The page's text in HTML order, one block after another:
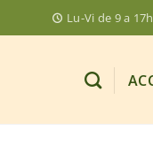
Lu-Vi de 9 a